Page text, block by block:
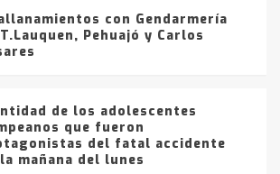
con Gendarmería
Pehuajó y Carlos
de los adolescentes
que fueron
del fatal accidente
mañana del lunes